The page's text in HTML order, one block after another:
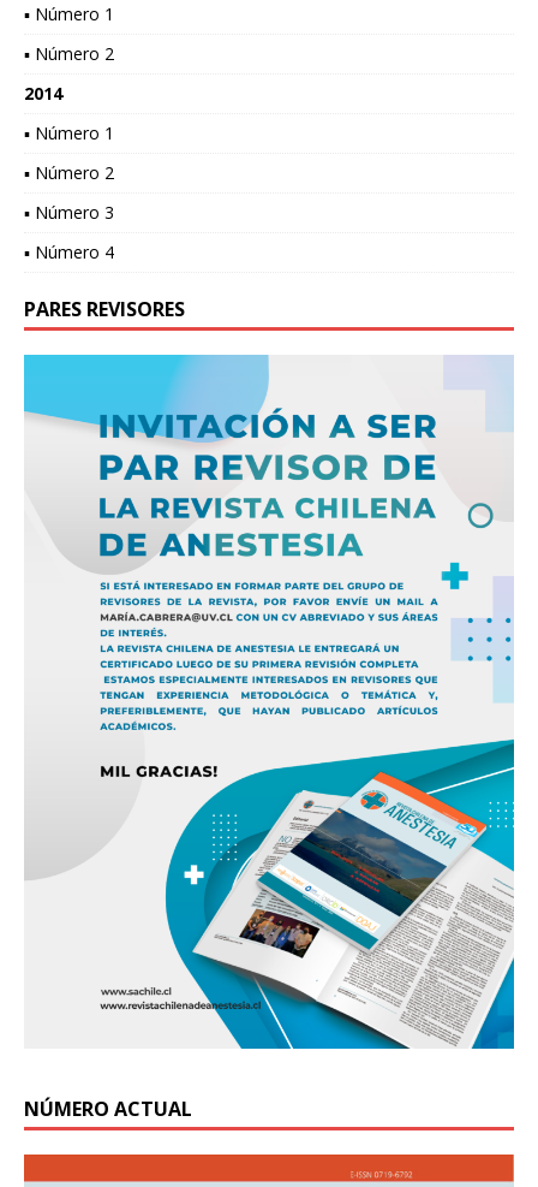
▪ Número 1
▪ Número 2
2014
▪ Número 1
▪ Número 2
▪ Número 3
▪ Número 4
PARES REVISORES
NÚMERO ACTUAL